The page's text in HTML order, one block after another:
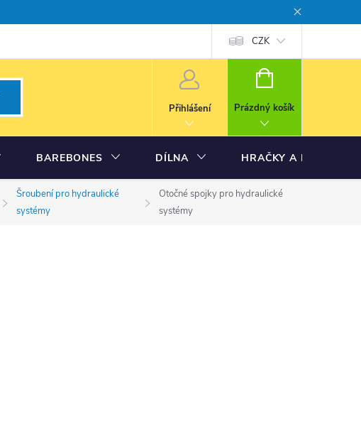
CZK
Přihlášení
NÁKUPNÍ
Prázdný košík
BAREBONES DÍLNA HRAČKY A MODELY
Šroubení pro hydraulické
systémy
Otočné spojky pro hydraulické
systémy